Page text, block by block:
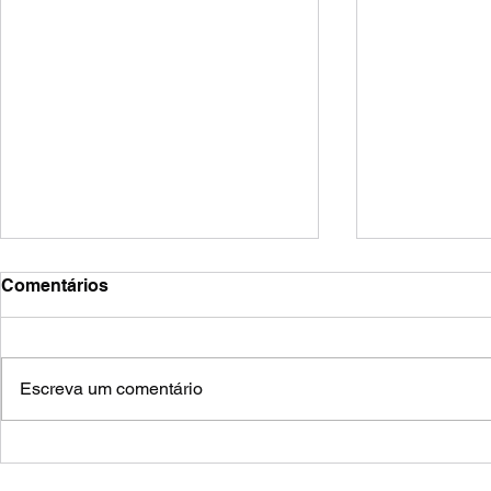
zoozve
frestas
Comentários
Escreva um comentário